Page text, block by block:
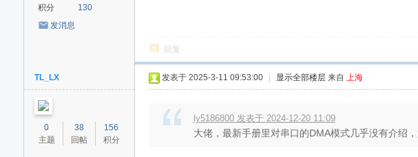
积分
130
发消息
回复
TL_LX
0
主题
38
回帖
156
积分
发表于 2025-3-11 09:53:00 显示全部楼层来自 上海
ly5186800 发表于 2024-12-20 11:09
大佬，最新手册里对串口的DMA模式几乎没有介绍